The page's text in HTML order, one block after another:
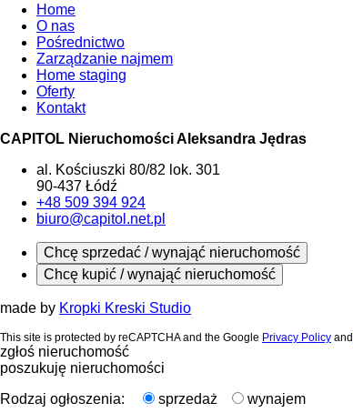
Home
O nas
Pośrednictwo
Zarządzanie najmem
Home staging
Oferty
Kontakt
CAPITOL Nieruchomości Aleksandra Jędras
al. Kościuszki 80/82 lok. 301
90-437 Łódź
+48 509 394 924
biuro@capitol.net.pl
Chcę sprzedać / wynająć nieruchomość
Chcę kupić / wynająć nieruchomość
made by Kropki Kreski Studio
This site is protected by reCAPTCHA and the Google Privacy Policy and
zgłoś nieruchomość
poszukuję nieruchomości
Rodzaj ogłoszenia:
sprzedaż wynajem